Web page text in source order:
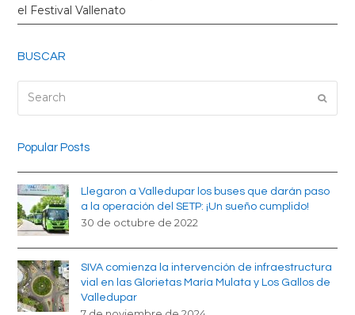
el Festival Vallenato
BUSCAR
Popular Posts
Llegaron a Valledupar los buses que darán paso
a la operación del SETP: ¡Un sueño cumplido!
30 de octubre de 2022
SIVA comienza la intervención de infraestructura
vial en las Glorietas María Mulata y Los Gallos de
Valledupar